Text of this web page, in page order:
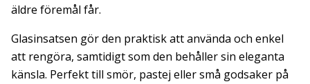
äldre föremål får.
Glasinsatsen gör den praktisk att använda och enkel
att rengöra, samtidigt som den behåller sin eleganta
känsla. Perfekt till smör, pastej eller små godsaker på